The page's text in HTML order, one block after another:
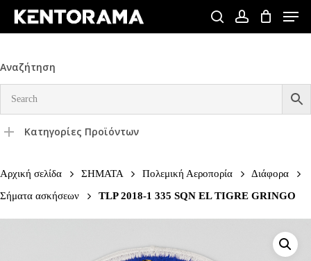
Skip
content
searchaccount
Menu
Αναζήτηση
Κατηγορίες Προϊόντων
Αρχική σελίδα ΣΗΜΑΤΑ Πολεμική Αεροπορία
Διάφορα
Σήματα ασκήσεων
TLP 2018-1 335 SQN EL TIGRE GRINGO